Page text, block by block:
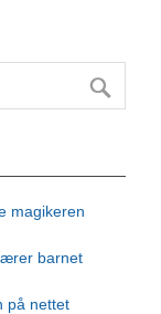
magikeren
barnet
på nettet